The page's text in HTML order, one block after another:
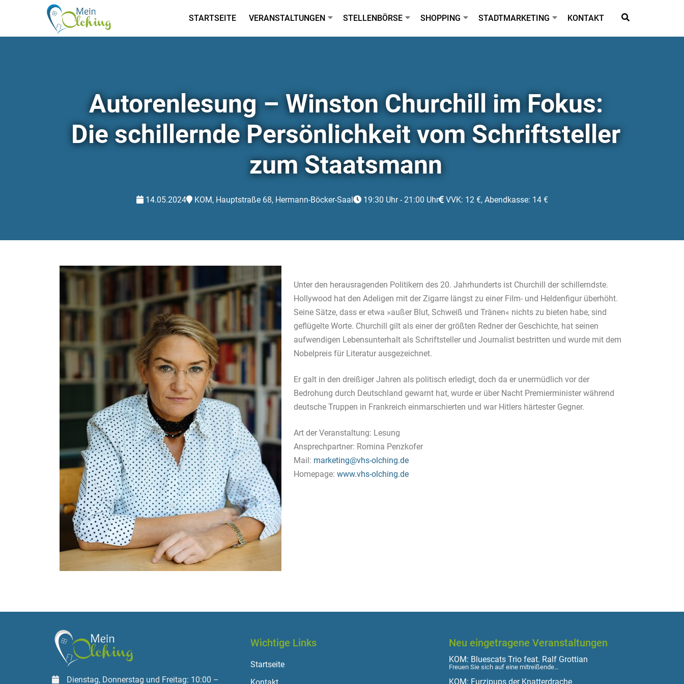
STARTSEITE VERANSTALTUNGEN STELLENBÖRSE SHOPPING STADTMARKETING KONTAKT
Autorenlesung – Winston Churchill im Fokus:
Die schillernde Persönlichkeit vom Schriftsteller
zum Staatsmann
14.05.2024 KOM, Hauptstraße 68, Hermann-Böcker-Saal 19:30 Uhr - 21:00 Uhr VVK: 12 €, Abendkasse: 14 €
Unter den herausragenden Politikern des 20. Jahrhunderts ist Churchill der schillerndste.
Hollywood hat den Adeligen mit der Zigarre längst zu einer Film- und Heldenfigur überhöht.
Seine Sätze, dass er etwa »außer Blut, Schweiß und Tränen« nichts zu bieten habe, sind
geflügelte Worte. Churchill gilt als einer der größten Redner der Geschichte, hat seinen
aufwendigen Lebensunterhalt als Schriftsteller und Journalist bestritten und wurde mit dem
Nobelpreis für Literatur ausgezeichnet.
Er galt in den dreißiger Jahren als politisch erledigt, doch da er unermüdlich vor der
Bedrohung durch Deutschland gewarnt hat, wurde er über Nacht Premierminister während
deutsche Truppen in Frankreich einmarschierten und war Hitlers härtester Gegner.
Art der Veranstaltung: Lesung
Ansprechpartner: Romina Penzkofer
Mail: marketing@vhs-olching.de
Homepage: www.vhs-olching.de
Dienstag, Donnerstag und Freitag: 10:00 –
Wichtige Links
Startseite
Neu eingetragene Veranstaltungen
KOM: Bluescats Trio feat. Ralf Grottian
Freuen Sie sich auf eine mitreißende…
KOM: Furzipups der Knatterdrache